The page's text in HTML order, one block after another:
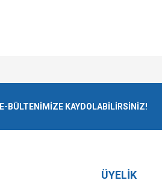
BÜLTENİMİZE KAYDOLABİLİRSİNİZ!
ÜYELİK